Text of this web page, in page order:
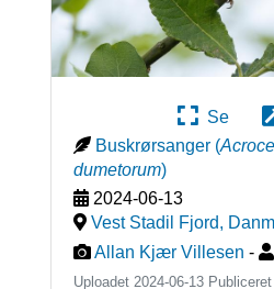
Se
Buskrørsanger (
dumetorum)
2024-06-13
Vest Stadil Fjord,
Allan Kjær Villesen -
Uploadet 2024-06-13 Publiceret